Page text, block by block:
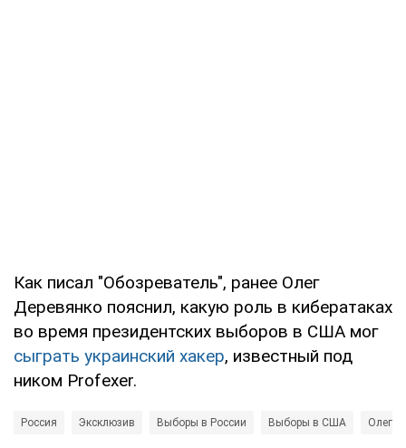
Как писал "Обозреватель", ранее Олег
Деревянко пояснил, какую роль в кибератаках
во время президентских выборов в США мог
сыграть украинский хакер, известный под
ником Profexer.
Россия Эксклюзив Выборы в России Выборы в США Олег